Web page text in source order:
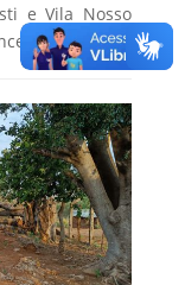
e Vila Nosso